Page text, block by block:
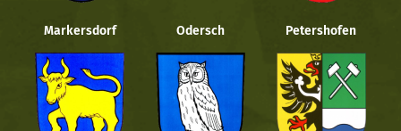
Markersdorf Odersch Petershofen